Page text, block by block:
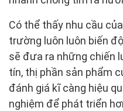
Có thể thấy nhu cầu
trường luôn luôn biến
sẽ đưa ra những chiến
tín, thị phần sản phẩm
đánh giá kĩ càng hiệu
nghiệm để phát triển